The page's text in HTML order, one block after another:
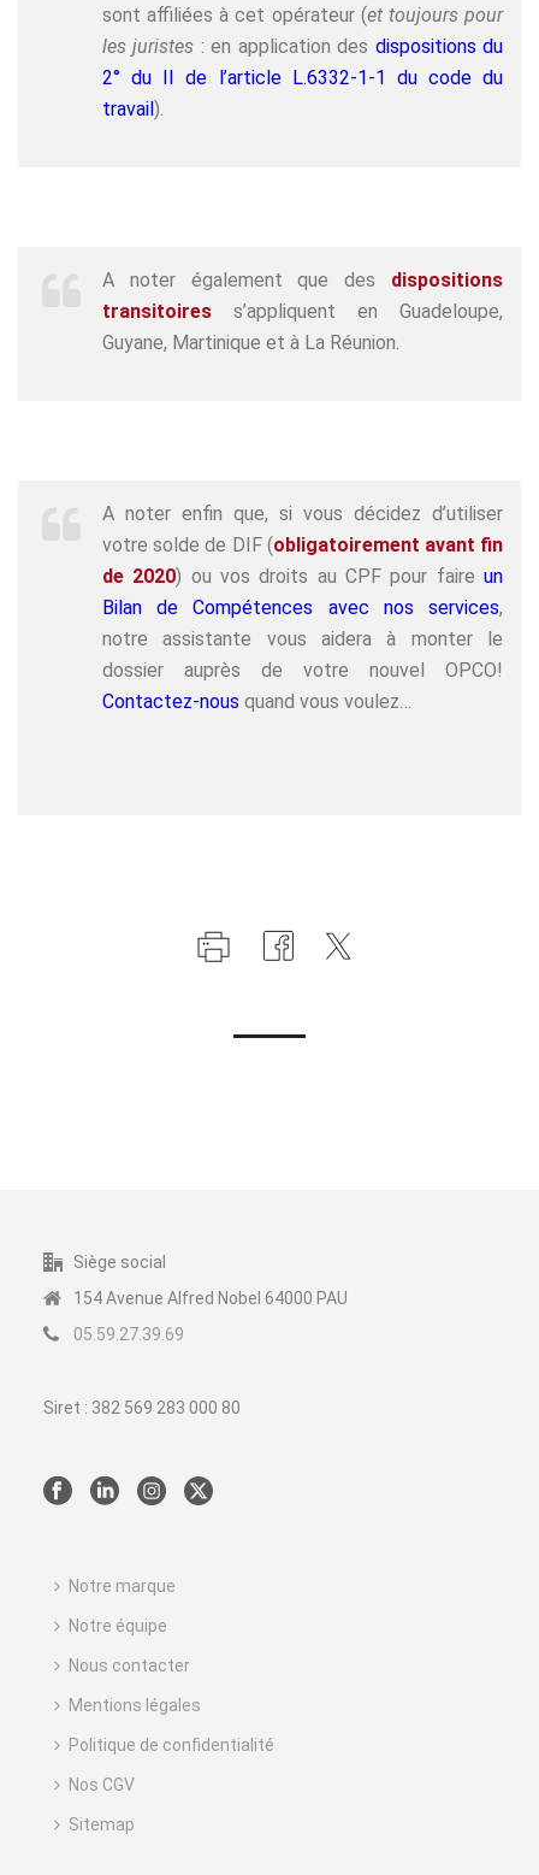
sont affiliées à cet opérateur (et toujours pour
les juristes : en application des dispositions du
2° du II de l’article L.6332-1-1 du code du
travail).
A noter également que des dispositions
transitoires s’appliquent en Guadeloupe,
Guyane, Martinique et à La Réunion.
A noter enfin que, si vous décidez d’utiliser
votre solde de DIF (obligatoirement avant fin
de 2020) ou vos droits au CPF pour faireun
Bilan de Compétences avec nos services,
notre assistante vous aidera à monter le
dossier auprès de votre nouvel OPCO!
Contactez-nous quand vous voulez…
Siège social
154 Avenue Alfred Nobel 64000 PAU
05.59.27.39.69
Siret : 382 569 283 000 80
Notre marque
Notre équipe
Nous contacter
Mentions légales
Politique de confidentialité
Nos CGV
Sitemap